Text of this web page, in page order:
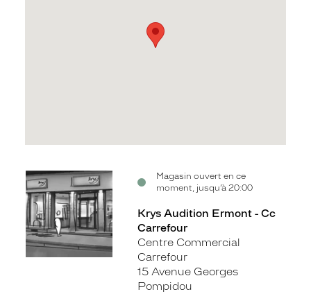
Magasin ouvert en ce
moment, jusqu’à 20:00
Voir
la
fiche
Krys Audition Ermont - Cc
Carrefour
Centre Commercial
Carrefour
15 Avenue Georges
Pompidou